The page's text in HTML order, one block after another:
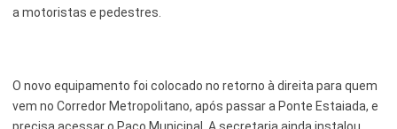
a motoristas e pedestres.
O novo equipamento foi colocado no retorno à direita para quem
vem no Corredor Metropolitano, após passar a Ponte Estaiada, e
precisa acessar o Paço Municipal. A secretaria ainda instalou